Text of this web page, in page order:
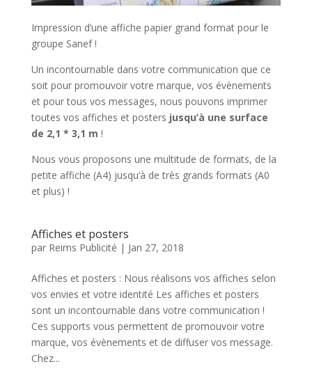
Impression d’une affiche papier grand format pour le
groupe Sanef !
Un incontournable dans votre communication que ce
soit pour promouvoir votre marque, vos évènements
et pour tous vos messages, nous pouvons imprimer
toutes vos affiches et posters jusqu’à une surface
de 2,1 * 3,1 m !
Nous vous proposons une multitude de formats, de la
petite affiche (A4) jusqu’à de très grands formats (A0
et plus) !
Affiches et posters
par Reims Publicité | Jan 27, 2018
Affiches et posters : Nous réalisons vos affiches selon
vos envies et votre identité Les affiches et posters
sont un incontournable dans votre communication !
Ces supports vous permettent de promouvoir votre
marque, vos évènements et de diffuser vos message.
Chez...